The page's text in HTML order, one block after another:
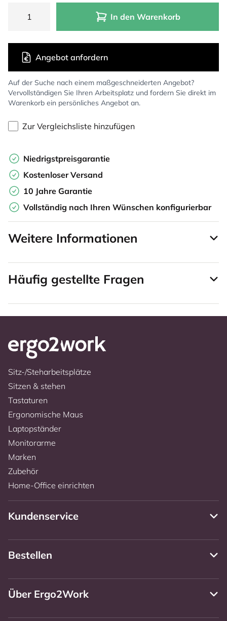
In den Warenkorb
Auf der Suche nach einem maßgeschneiderten Angebot?
Vervollständigen Sie Ihren Arbeitsplatz und fordern Sie direkt im
Warenkorb ein persönliches Angebot an.
Angebot anfordern
Zur Vergleichsliste hinzufügen
Niedrigstpreisgarantie
Kostenloser Versand
10 Jahre Garantie
Vollständig nach Ihren Wünschen konfigurierbar
Weitere Informationen
Häufig gestellte Fragen
Sitz-/Steharbeitsplätze
Sitzen & stehen
Tastaturen
Ergonomische Maus
Laptopständer
Monitorarme
Marken
Zubehör
Home-Office einrichten
Kundenservice
Bestellen
Über Ergo2Work